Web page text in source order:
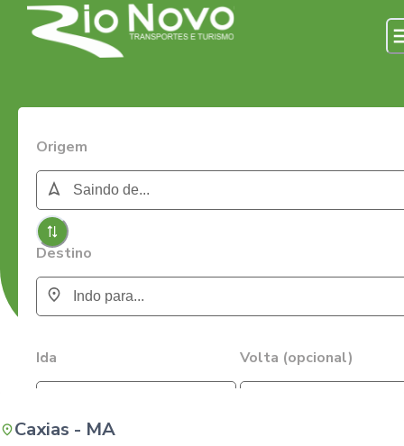
Origem
Destino
Ida Volta (opcional)
Caxias - MA